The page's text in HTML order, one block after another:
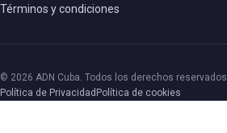
Términos y condiciones
© 2026 ADN Cuba. Todos los derechos reservados.
Política de Privacidad Política de cookies